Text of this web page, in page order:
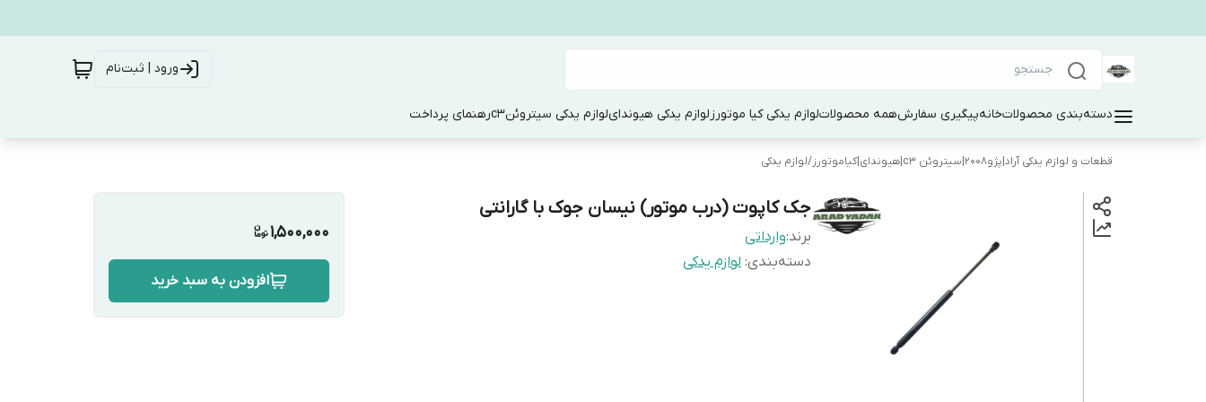
ورود | ثبت‌نام
دسته‌بندی محصولاتخانهپیگیری سفارشهمه محصولاتلوازم یدکی کیا موتورزلوازم یدکی هیوندایلوازم یدکی سیتروئنc3 رهنمای پرداخت
قطعات و لوازم یدکی آراد|پژو۲۰۰۸|سیتروئن c3|هیوندای|کیاموتورز /لوازم یدکی
جک کاپوت (درب موتور) نیسان جوک با گارانتی
برند:وارداتی
دسته‌بندی: لوازم یدکی
1,500,000
افزودن به سبد خرید